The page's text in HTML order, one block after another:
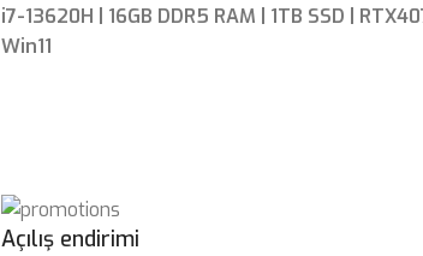
i7-13620H | 16GB DDR5 RAM | 1TB SSD |
Win11
Açılış endirimi